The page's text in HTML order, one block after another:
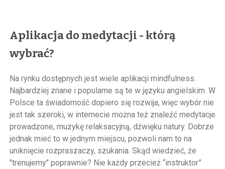
Aplikacja do medytacji - którą
wybrać?
Na rynku dostępnych jest wiele aplikacji mindfulness.
Najbardziej znane i popularne są te w języku angielskim. W
Polsce ta świadomość dopiero się rozwija, więc wybór nie
jest tak szeroki, w internecie można też znaleźć medytacje
prowadzone, muzykę relaksacyjną, dźwięku natury. Dobrze
jednak mieć to w jednym miejscu, pozwoli nam to na
uniknięcie rozpraszaczy, szukania. Skąd wiedzieć, że
"trenujemy" poprawnie? Nie każdy przecież “instruktor”